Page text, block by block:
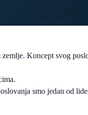
Koncept svog
smo jedan od